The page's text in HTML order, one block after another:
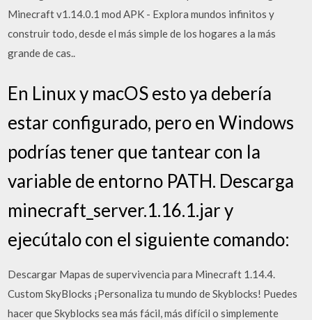
Minecraft v1.14.0.1 mod APK - Explora mundos infinitos y
construir todo, desde el más simple de los hogares a la más
grande de cas..
En Linux y macOS esto ya debería
estar configurado, pero en Windows
podrías tener que tantear con la
variable de entorno PATH. Descarga
minecraft_server.1.16.1.jar y
ejecútalo con el siguiente comando:
Descargar Mapas de supervivencia para Minecraft 1.14.4.
Custom SkyBlocks ¡Personaliza tu mundo de Skyblocks! Puedes
hacer que Skyblocks sea más fácil, más difícil o simplemente